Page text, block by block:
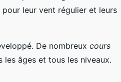
pour leur vent régulier et leurs
De nombreux cours
âges et tous les niveaux.